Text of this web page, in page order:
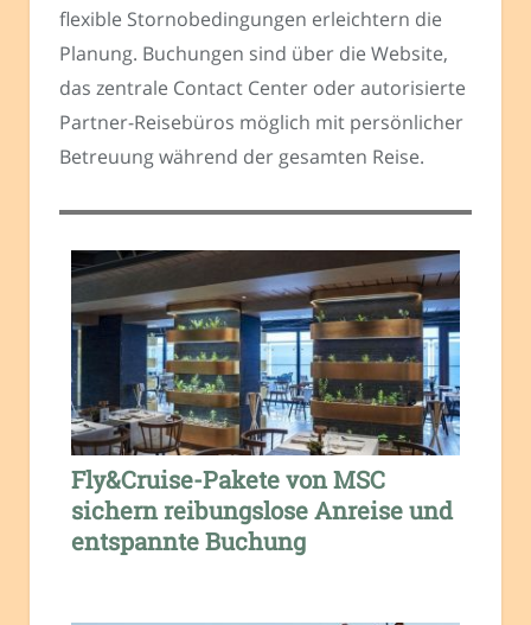
flexible Stornobedingungen erleichtern die
Planung. Buchungen sind über die Website,
das zentrale Contact Center oder autorisierte
Partner-Reisebüros möglich mit persönlicher
Betreuung während der gesamten Reise.
Fly&Cruise-Pakete von MSC
sichern reibungslose Anreise und
entspannte Buchung